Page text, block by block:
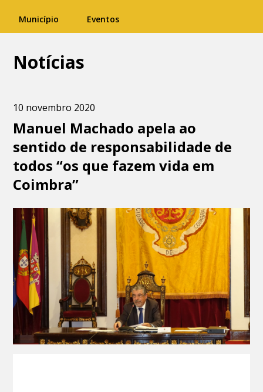
Município Eventos
Notícias
10 novembro 2020
Manuel Machado apela ao
sentido de responsabilidade de
todos “os que fazem vida em
Coimbra”